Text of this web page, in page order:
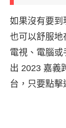
如果沒有要到
也可以舒服地
電視、電腦或
出 2023 嘉義
台，只要點擊